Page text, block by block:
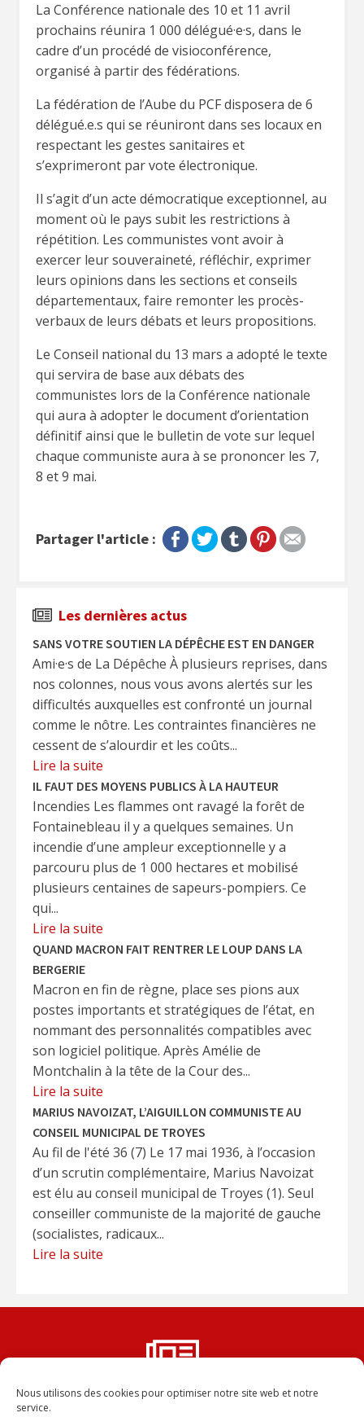
Nous utilisons des cookies pour optimiser notre site web et notre
service.
La Conférence nationale des 10 et 11 avril
prochains réunira 1 000 délégué·e·s, dans le
cadre d’un procédé de visioconférence,
organisé à partir des fédérations.
La fédération de l’Aube du PCF disposera de 6
délégué.e.s qui se réuniront dans ses locaux en
respectant les gestes sanitaires et
s’exprimeront par vote électronique.
Il s’agit d’un acte démocratique exceptionnel, au
moment où le pays subit les restrictions à
répétition. Les communistes vont avoir à
exercer leur souveraineté, réfléchir, exprimer
leurs opinions dans les sections et conseils
départementaux, faire remonter les procès-
verbaux de leurs débats et leurs propositions.
Le Conseil national du 13 mars a adopté le texte
qui servira de base aux débats des
communistes lors de la Conférence nationale
qui aura à adopter le document d’orientation
définitif ainsi que le bulletin de vote sur lequel
chaque communiste aura à se prononcer les 7,
8 et 9 mai.
Partager l'article :
Les dernières actus
SANS VOTRE SOUTIEN LA DÉPÊCHE EST EN DANGER
Ami·e·s de La Dépêche À plusieurs reprises, dans
nos colonnes, nous vous avons alertés sur les
difficultés auxquelles est confronté un journal
comme le nôtre. Les contraintes financières ne
cessent de s’alourdir et les coûts...
Lire la suite
IL FAUT DES MOYENS PUBLICS À LA HAUTEUR
Incendies Les flammes ont ravagé la forêt de
Fontainebleau il y a quelques semaines. Un
incendie d’une ampleur exceptionnelle y a
parcouru plus de 1 000 hectares et mobilisé
plusieurs centaines de sapeurs-pompiers. Ce
qui...
Lire la suite
QUAND MACRON FAIT RENTRER LE LOUP DANS LA
BERGERIE
Macron en fin de règne, place ses pions aux
postes importants et stratégiques de l’état, en
nommant des personnalités compatibles avec
son logiciel politique. Après Amélie de
Montchalin à la tête de la Cour des...
Lire la suite
MARIUS NAVOIZAT, L’AIGUILLON COMMUNISTE AU
CONSEIL MUNICIPAL DE TROYES
Au fil de l'été 36 (7) Le 17 mai 1936, à l’occasion
d’un scrutin complémentaire, Marius Navoizat
est élu au conseil municipal de Troyes (1). Seul
conseiller communiste de la majorité de gauche
(socialistes, radicaux...
Lire la suite
Vous ne voulez rater aucun